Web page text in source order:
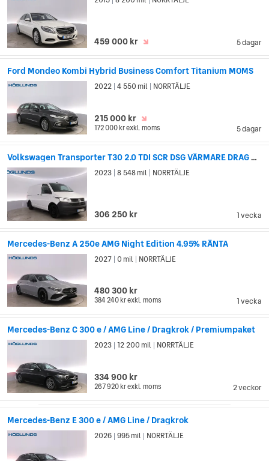
5 dagar
459 000 kr
Ford Mondeo Kombi Hybrid Business Comfort Titanium MOMS
5 dagar
2022 4 550 mil NORRTÄLJE
215 000 kr
172 000 krexkl. moms
Volkswagen Transporter T30 2.0 TDI SCR DSG VÄRMARE DRAG MOMS
1 vecka
2023 8 548 mil NORRTÄLJE
306 250 kr
Mercedes-Benz A 250e AMG Night Edition 4.95% RÄNTA
1 vecka
2027 0 mil NORRTÄLJE
480 300 kr
384 240 krexkl. moms
Mercedes-Benz C 300 e / AMG Line / Dragkrok / Premiumpaket
2 veckor
2023 12 200 mil NORRTÄLJE
334 900 kr
267 920 krexkl. moms
Mercedes-Benz E 300 e / AMG Line / Dragkrok
2026 995 mil NORRTÄLJE